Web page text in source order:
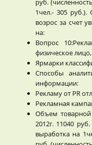
руб.
1чел.- 305
возрос за счет
на:
Вопрос
физическое
Ярмарки
Способы
информации:
Рекламу от PR
Рекламная
Объем товарной
2012г. 11040
выработка на